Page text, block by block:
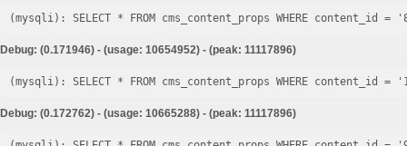
Debug: (0.171946) - (usage: 10654952) - (peak: 11117896)
Debug: (0.172762) - (usage: 10665288) - (peak: 11117896)